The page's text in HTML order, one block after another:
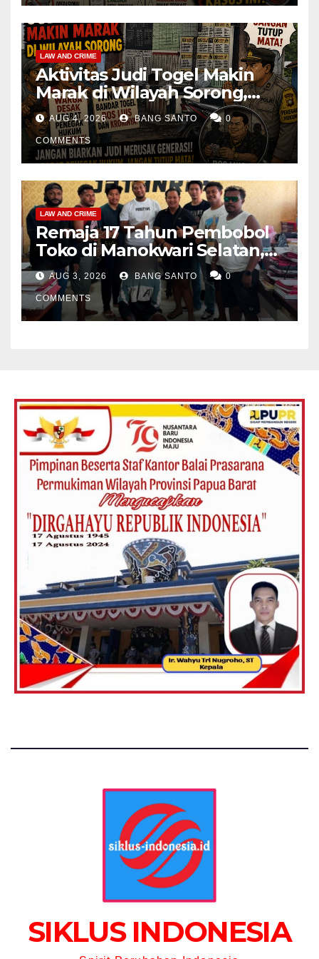
Menyeluruh
LAW AND CRIME
Aktivitas Judi Togel Makin
Marak di Wilayah Sorong,
Warga Desak Aparat Segera
Tangkap Bandar Luis dan
Kroninya
AUG 4, 2026 BANG SANTO 0
COMMENTS
LAW AND CRIME
Remaja 17 Tahun Pembobol
Toko di Manokwari Selatan,
Akhirnya Diamankan Tim
Jatanras Polda Papua Barat
AUG 3, 2026 BANG SANTO 0
COMMENTS
SIKLUS INDONESIA